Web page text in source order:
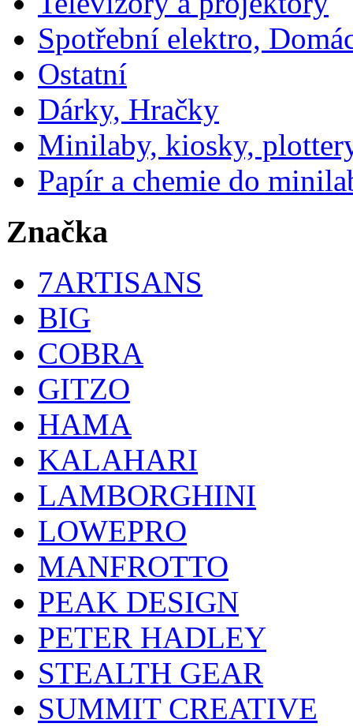
Spotřební elektro,
Ostatní
Dárky, Hračky
Minilaby, kiosky,
Papír a chemie do
Značka
7ARTISANS
BIG
COBRA
GITZO
HAMA
KALAHARI
LAMBORGHINI
LOWEPRO
MANFROTTO
PEAK DESIGN
PETER HADLEY
STEALTH GEAR
SUMMIT CREATIVE